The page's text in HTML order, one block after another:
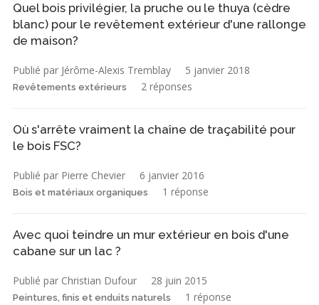
Quel bois privilégier, la pruche ou le thuya (cèdre
blanc) pour le revêtement extérieur d'une rallonge
de maison?
Publié par Jérôme-Alexis Tremblay 5 janvier 2018
Revêtements extérieurs 2 réponses
Où s'arrête vraiment la chaîne de traçabilité pour
le bois FSC?
Publié par Pierre Chevier 6 janvier 2016
Bois et matériaux organiques 1 réponse
Avec quoi teindre un mur extérieur en bois d'une
cabane sur un lac ?
Publié par Christian Dufour 28 juin 2015
Peintures, finis et enduits naturels 1 réponse